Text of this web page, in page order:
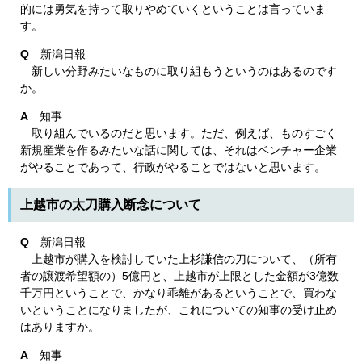
的には勇気を持って取りやめていくということは言っていま
す。
Q 新潟日報
新しい分野みたいなものに取り組もうというのはあるのです
か。
A 知事
取り組んでいるのだと思います。ただ、例えば、ものすごく
新規産業を作るみたいな話に関しては、それはベンチャー企業
がやることであって、行政がやることではないと思います。
上越市の太刀購入断念について
Q 新潟日報
上越市が購入を検討していた上杉謙信の刀について、（所有
者の譲渡希望額の）5億円と、上越市が上限とした金額が3億数
千万円ということで、かなり乖離があるということで、買わな
いということになりましたが、これについての知事の受け止め
はありますか。
A 知事